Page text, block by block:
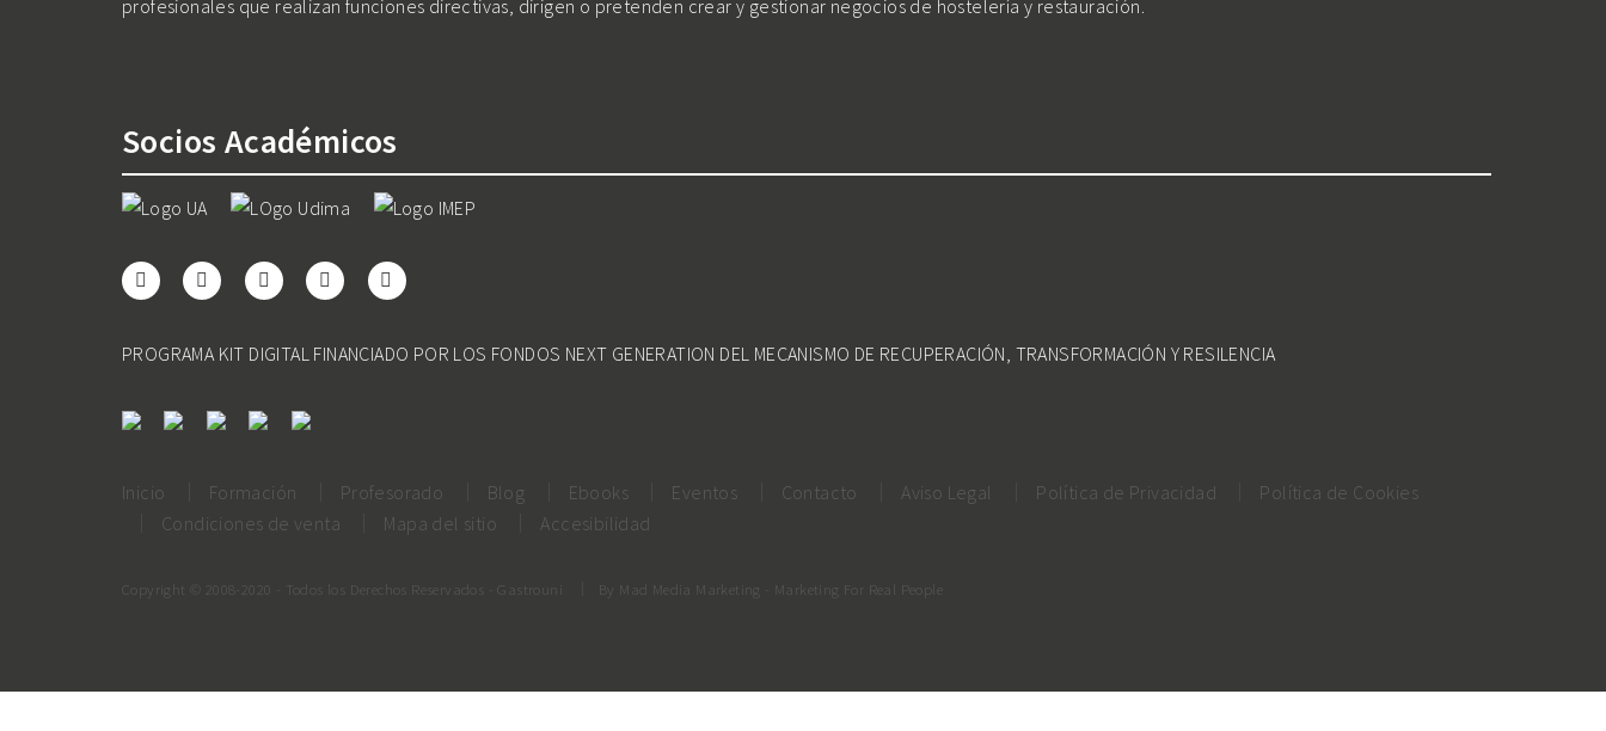
profesionales que realizan funciones directivas, dirigen o pretenden crear y gestionar negocios de hostelería y restauración.
Socios Académicos
PROGRAMA KIT DIGITAL FINANCIADO POR LOS FONDOS NEXT GENERATION DEL MECANISMO DE RECUPERACIÓN, TRANSFORMACIÓN Y RESILENCIA
Inicio Formación Profesorado Blog Ebooks Eventos Contacto Aviso Legal Política de Privacidad
Política de Cookies
Condiciones de venta
Mapa del sitio Accesibilidad
Copyright © 2008-2020 - Todos los Derechos Reservados - Gastrouni By Mad Media Marketing - Marketing For Real People